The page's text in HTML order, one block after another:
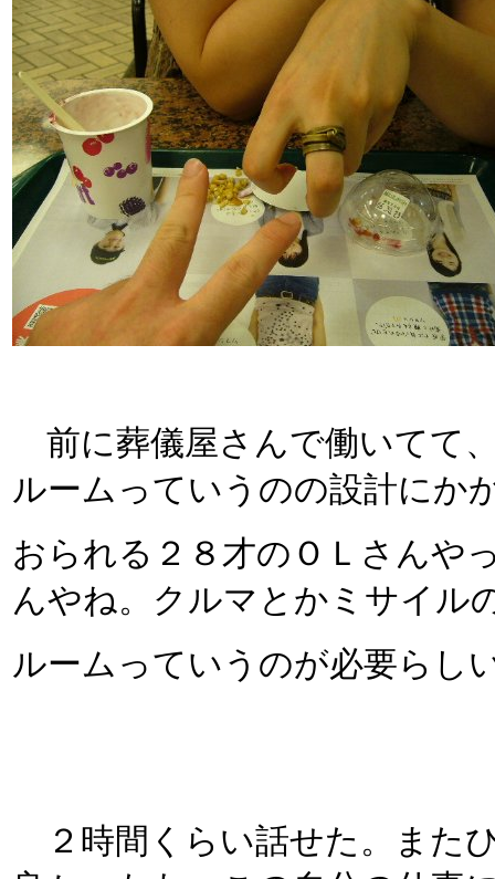
前に葬儀屋さんで働いてて
ルームっていうのの設計にか
おられる２８才のＯＬさんや
んやね。クルマとかミサイル
ルームっていうのが必要らし
２時間くらい話せた。また